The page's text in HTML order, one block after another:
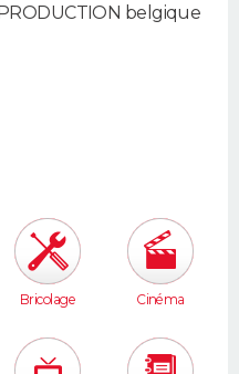
belgique
Bricolage Cinéma